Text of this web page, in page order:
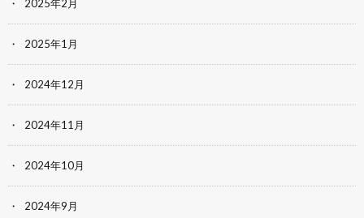
2025年2月
2025年1月
2024年12月
2024年11月
2024年10月
2024年9月